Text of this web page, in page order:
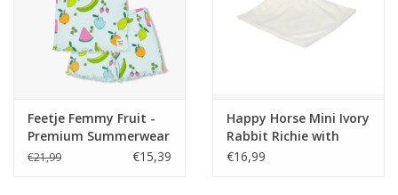
Feetje Femmy Fruit -
Premium Summerwear
by Feetje Mint
€21,99 €15,39
Happy Horse Mini Ivory
Rabbit Richie with
blanket
€16,99